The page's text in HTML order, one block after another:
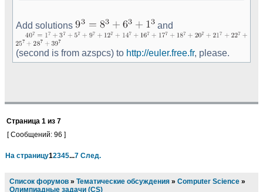
Add solutions and
(second is from azspcs) to http://euler.free.fr, please.
Страница 1 из 7
[ Сообщений: 96 ]
На страницу12345...7 След.
Список форумов » Тематические обсуждения » Computer Science »
Олимпиадные задачи (CS)